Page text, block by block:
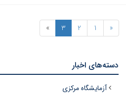
«
1
2
3
»
دسته‌های اخبار
آزمایشگاه مرکزی